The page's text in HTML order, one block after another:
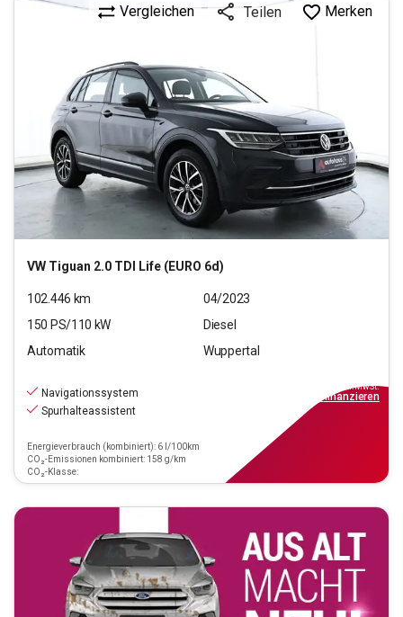
VW Tiguan 2.0 TDI Life (EURO 6d)
Vergleichen Teilen Merken
102.446 km
04/2023
150 PS/110 kW
Diesel
Automatik
Wuppertal
Navigationssystem
Spurhalteassistent
Energieverbrauch (kombiniert): 6 l/100km
CO₂-Emissionen kombiniert: 158 g/km
CO₂-Klasse:
inkl.MwSt.
finanzieren